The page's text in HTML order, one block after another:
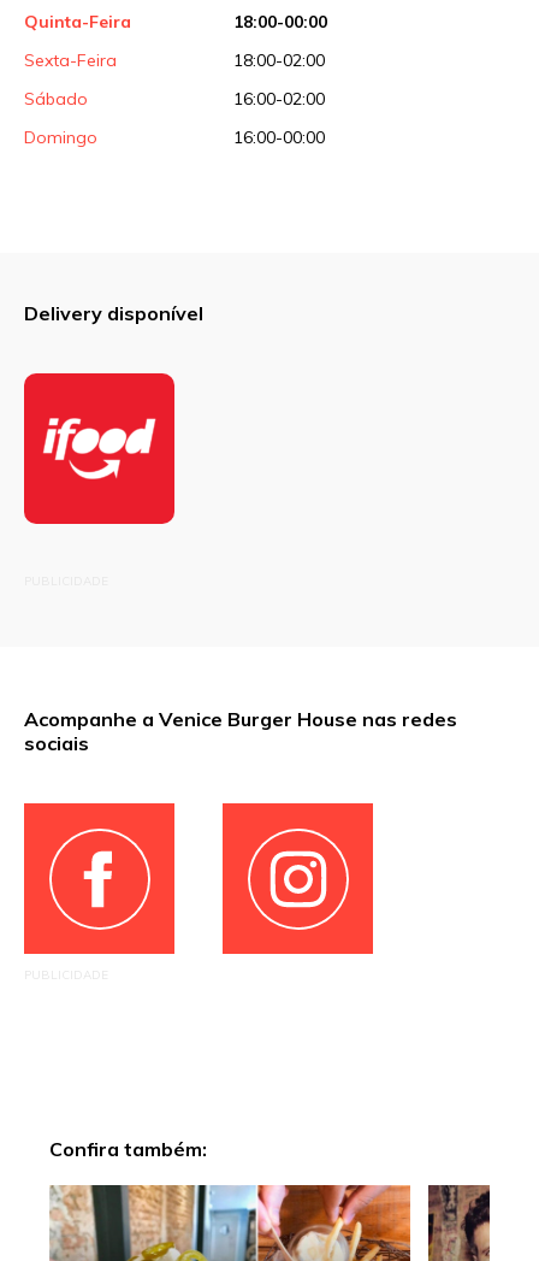
Quinta-Feira
18:00-00:00
Sexta-Feira
18:00-02:00
Sábado
16:00-02:00
Domingo
16:00-00:00
Delivery disponível
Acompanhe a Venice Burger House nas redes
sociais
PUBLICIDADE
Confira também: